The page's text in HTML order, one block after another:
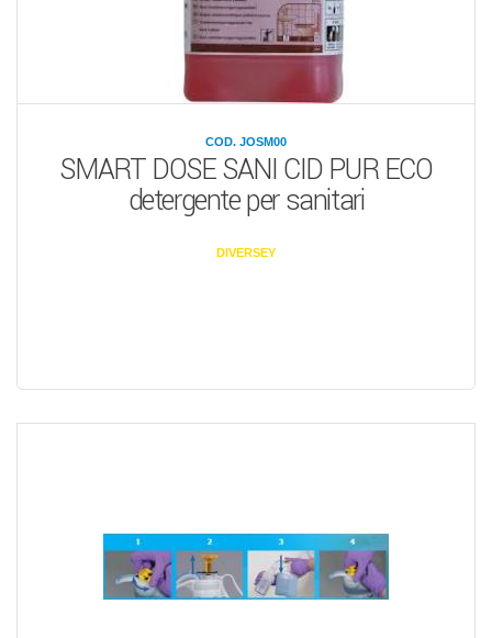
COD. JOSM00
SMART DOSE SANI CID PUR ECO
detergente per sanitari
DIVERSEY